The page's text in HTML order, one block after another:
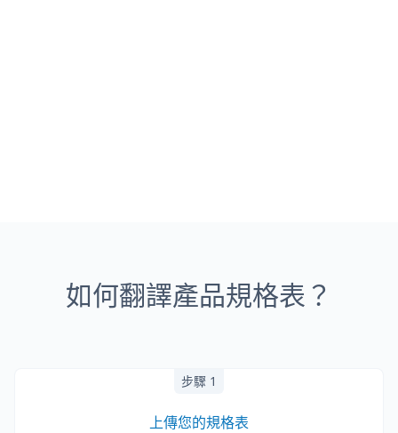
如何翻譯產品規格表？
步驟 1
上傳您的規格表